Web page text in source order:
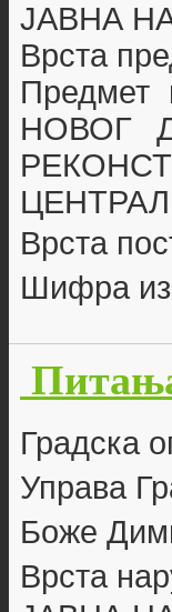
ЈАВНА
Врста
Предмет
НОВОГ
Врста
Шифра из
Градска
Управа
Боже
Врста